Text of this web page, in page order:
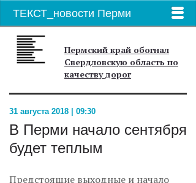
ТЕКСТ_новости Перми
Пермский край обогнал
Свердловскую область по
качеству дорог
31 августа 2018 | 09:30
В Перми начало сентября
будет теплым
Предстоящие выходные и начало